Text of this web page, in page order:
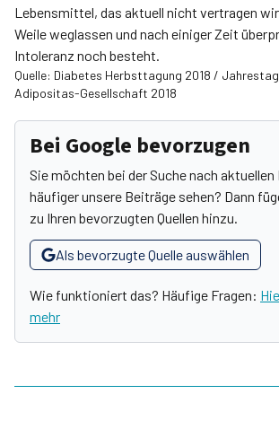
Lebensmittel, das aktuell nicht vertragen
Weile weglassen und nach einiger Zeit
Intoleranz noch besteht.
Quelle: Diabetes Herbsttagung 2018 /
Adipositas-Gesellschaft 2018
Bei Google bevorzugen
Sie möchten bei der Suche nach
häufiger unsere Beiträge sehen? Dann
zu Ihren bevorzugten Quellen hinzu.
Als bevorzugte Quelle auswählen
Wie funktioniert das? Häufige Fragen:
mehr